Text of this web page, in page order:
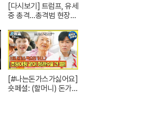
[다시보기] 트럼프, 유세
중 총격…총격범 현장
일 뉴스A
[#나는돈가스가싫어요]
숏페셜: (할머니) 돈가스